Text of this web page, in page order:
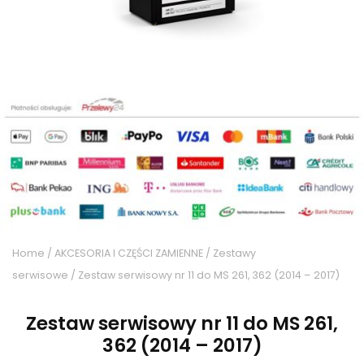
Home / AKCESORIA I CZĘŚCI ZAMIENNE / Zestawy
serwisowe / Zestaw serwisowy nr 11 do MS 261, 362 (2014 – 2017)
Zestaw serwisowy nr 11 do MS 261,
362 (2014 – 2017)